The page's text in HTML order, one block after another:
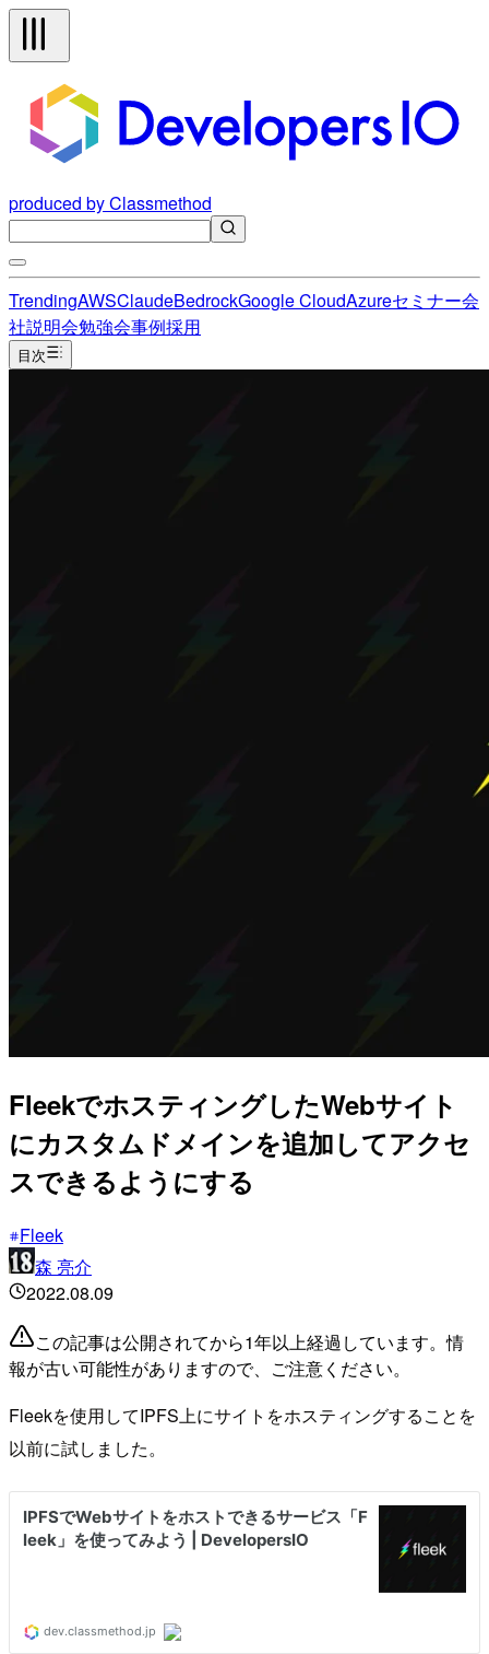
produced by Classmethod
TrendingAWSClaudeBedrockGoogle CloudAzureセミナー会
社説明会勉強会事例採用
目次
FleekでホスティングしたWebサイト
にカスタムドメインを追加してアクセ
スできるようにする
Fleek
森 亮介
2022.08.09
この記事は公開されてから1年以上経過しています。情
報が古い可能性がありますので、ご注意ください。
Fleekを使用してIPFS上にサイトをホスティングすることを
以前に試しました。